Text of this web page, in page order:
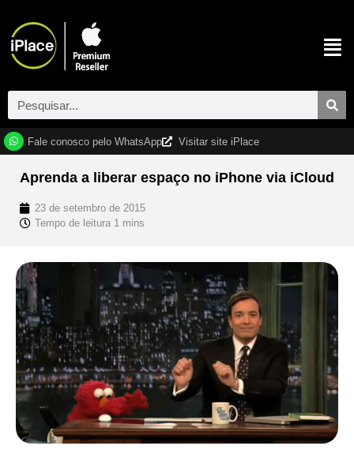
Fale conosco pelo WhatsApp Visitar site iPlace
Aprenda a liberar espaço no iPhone via iCloud
23 de setembro de 2015